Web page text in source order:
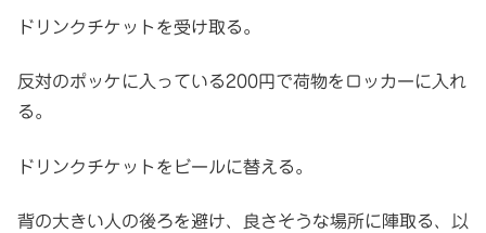
ドリンクチケットを受け取る。
反対のポッケに入っている200円で荷物をロッカーに入れ
る。
ドリンクチケットをビールに替える。
背の大きい人の後ろを避け、良さそうな場所に陣取る、以